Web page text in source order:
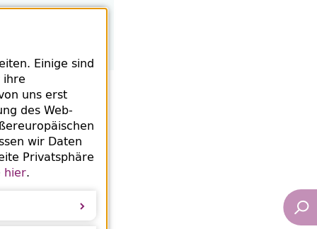
Einige sind
uns erst
desWeb-
wir Daten
Privatsphäre
hier.